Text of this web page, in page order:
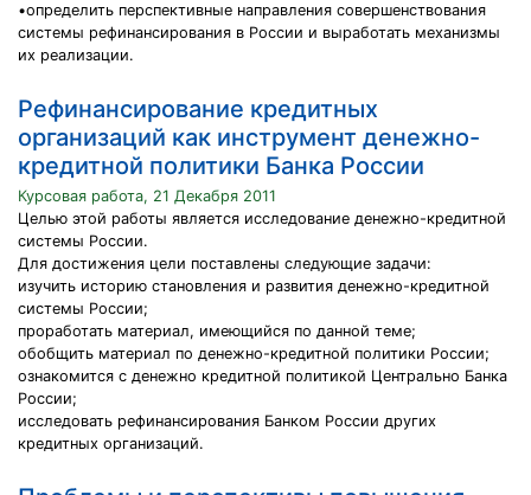
•определить перспективные направления совершенствования
системы рефинансирования в России и выработать механизмы
их реализации.
Рефинансирование кредитных
организаций как инструмент денежно-
кредитной политики Банка России
Курсовая работа, 21 Декабря 2011
Целью этой работы является исследование денежно-кредитной
системы России.
Для достижения цели поставлены следующие задачи:
изучить историю становления и развития денежно-кредитной
системы России;
проработать материал, имеющийся по данной теме;
обобщить материал по денежно-кредитной политики России;
ознакомится с денежно кредитной политикой Центрально Банка
России;
исследовать рефинансирования Банком России других
кредитных организаций.